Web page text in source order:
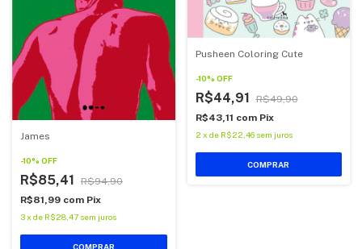
James
-10% OFF
R$85,41
R$94,90
R$81,99 com Pix
3x de R$28,47 sem juros
Pusheen Coloring Cute
-10% OFF
R$44,91
R$49,90
R$43,11 com Pix
2 x de R$22,46 sem juros
COMPRAR